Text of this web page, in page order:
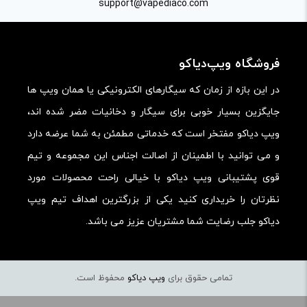
امکانات و قابلیت ها:support@vapediaco.com
فروشگاه ویپ‌دیاکو
در این بازه از زمان که سیگارهای الکترونیکی یا همان ویپ ها
جایگزین بسیار خوبی برای سیگار و دخانیات مضر شده اند،
ویپ دیاکو مفتخر است که خدماتی مطمئن به شما عرضه دارد
و می توانید با اطمینان از اصالت اجناس این مجموعه و تیم
قوی پشتیبانی ویپ دیاکو با خیالی راحت محصولات مورد
نظرتان را خریداری کنید یکی از بزرگترین اهداف تیم ویپ
دیاکو جلب رضایت شما مشتریان عزیز می باشد.
تمامی حقوق برای ویپ دیاکو محفوظ است.